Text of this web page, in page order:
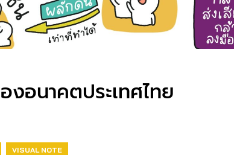
อนาคตประเทศไทย
VISUAL NOTE